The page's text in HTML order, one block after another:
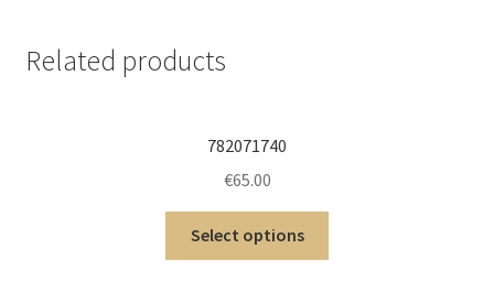
Related products
782071740
€65.00
Select options